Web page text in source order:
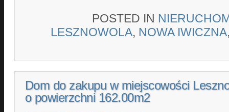
POSTED IN
LESZNOWOLA, NOWA IWICZNA
Dom do zakupu w miejscowości
o powierzchni 162.00m2